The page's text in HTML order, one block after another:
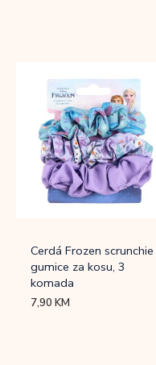
Cerdá Frozen scrunchie
gumice za kosu, 3
komada
7,90KM